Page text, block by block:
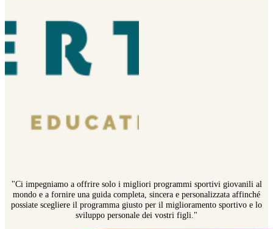
"Ci impegniamo a offrire solo i migliori programmi sportivi giovanili al
mondo e a fornire una guida completa, sincera e personalizzata affinché
possiate scegliere il programma giusto per il miglioramento sportivo e lo
sviluppo personale dei vostri figli."